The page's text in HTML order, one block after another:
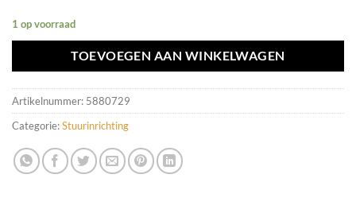
1 op voorraad
TOEVOEGEN AAN WINKELWAGEN
Artikelnummer: 5880729
Categorie:Stuurinrichting